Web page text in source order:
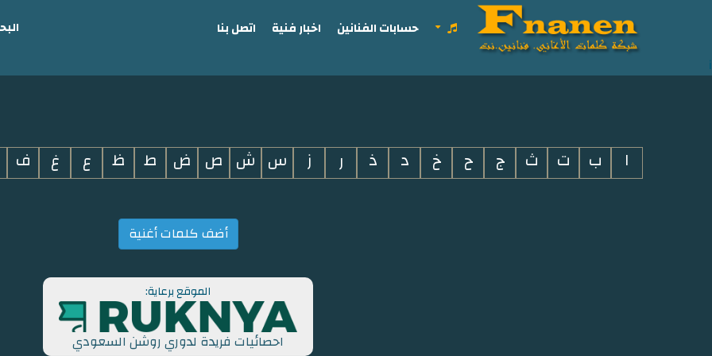
i
حسابات الفنانين اخبار فنية اتصل بنا
ا ب ت ث ج ح خ د ذ ر ز س ش ص ض ط ظ ع غ ف
أضف كلمات أغنية
الموقع برعاية:
احصائيات فريدة لدوري روشن السعودي